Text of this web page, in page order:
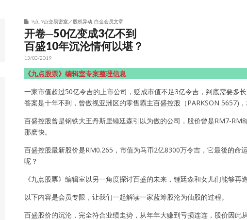
9点 9点交易密室／股权异动 白金会员文章
开卷─50亿变成3亿不到
百盛10年沉沦情何以堪？
13/03/2019
《九点股票》编辑室专案整理信息
一家市值超过50亿令吉的上市公司，贬成市值不足3亿令吉，到底需要多
答案是十年不到，曾傲视亚洲区的零售霸主百盛控股（PARKSON 5657)，
百盛控股曾是钢铁大王丹斯里锺廷森引以为傲的公司，股价曾是RM7-
那麽快。
百盛控股最新股价是RM0.265，市值为马币2亿8300万令吉，它最後的命
呢？
《九点股票》编辑室以另一角度探讨百盛的未来，锺廷森和女儿们能够再
以下内容是会员专限，让我们一起解读一家蓝筹股沦为仙股的过程。
百盛股价的沉沦，完全符合业绩走势，从年年大赚到亏损连连，股价因此